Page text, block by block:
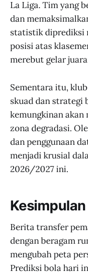
La Liga. Tim yang
dan
statistik diprediksi
posisi atas
merebut gelar
Sementara itu,
skuad dan strategi
kemungkinan
zona degradasi.
dan penggunaan
menjadi krusial
2026/2027 ini.
Kesimpulan
Berita transfer
dengan beragam
mengubah peta
Prediksi bola hari